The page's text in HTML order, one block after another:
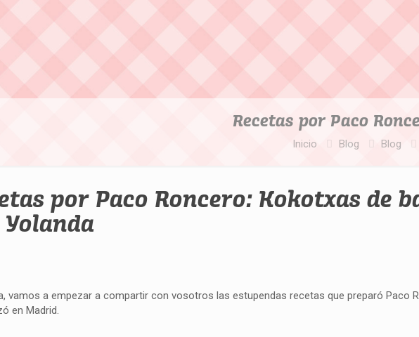
Recetas por Paco
Inicio Blog Blog
por Paco Roncero: Kokotxas de
vamos a empezar a compartir con vosotros las estupendas recetas que preparó Paco
en Madrid.